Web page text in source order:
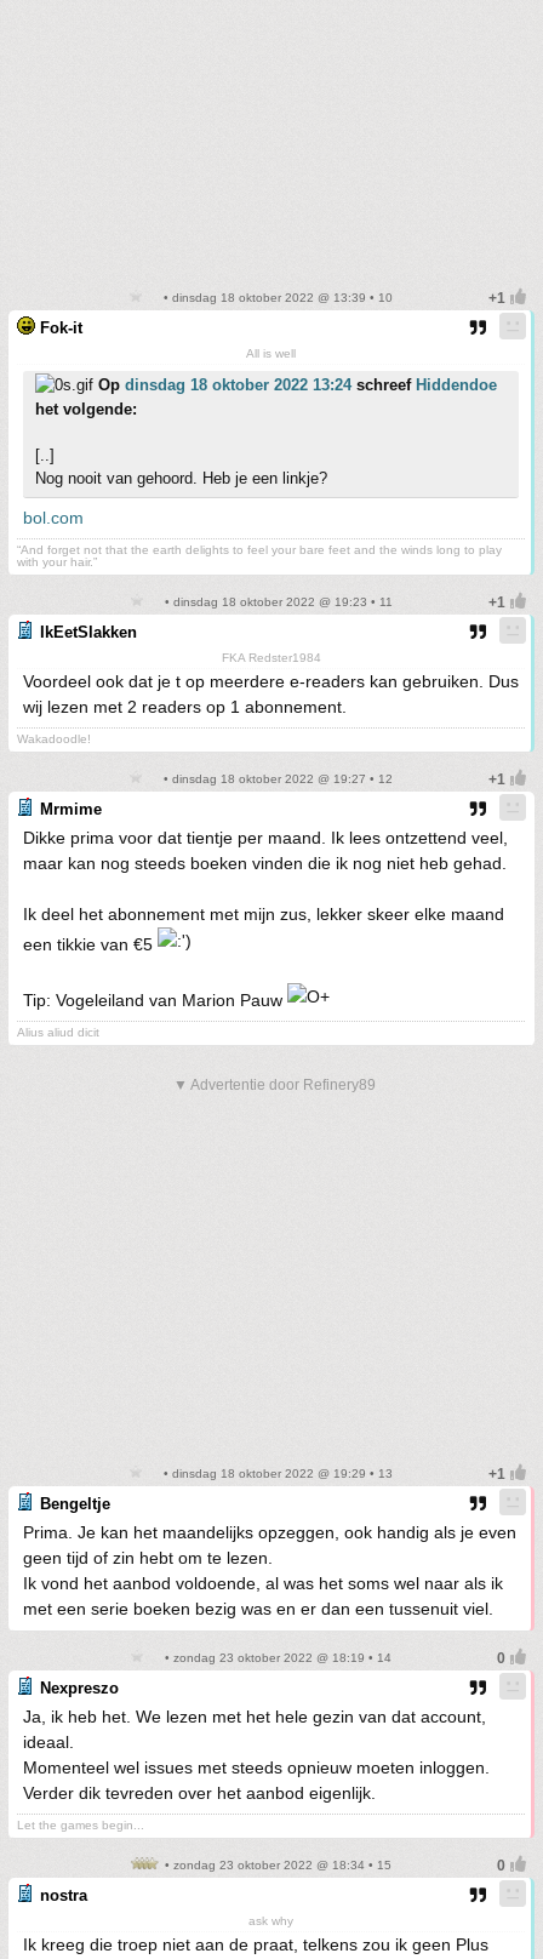
• dinsdag 18 oktober 2022 @ 13:39 • 10
Fok-it
All is well
Op dinsdag 18 oktober 2022 13:24schreef Hiddendoe
het volgende:
[..]
Nog nooit van gehoord. Heb je een linkje?
bol.com
“And forget not that the earth delights to feel your bare feet and the winds long to play
with your hair.”
• dinsdag 18 oktober 2022 @ 19:23 • 11
IkEetSlakken
FKA Redster1984
Voordeel ook dat je t op meerdere e-readers kan gebruiken. Dus
wij lezen met 2 readers op 1 abonnement.
Wakadoodle!
• dinsdag 18 oktober 2022 @ 19:27 • 12
Mrmime
Dikke prima voor dat tientje per maand. Ik lees ontzettend veel,
maar kan nog steeds boeken vinden die ik nog niet heb gehad.
Ik deel het abonnement met mijn zus, lekker skeer elke maand
een tikkie van €5
Tip: Vogeleiland van Marion Pauw
Alius aliud dicit
▼ Advertentie door Refinery89
• dinsdag 18 oktober 2022 @ 19:29 • 13
Bengeltje
Prima. Je kan het maandelijks opzeggen, ook handig als je even
geen tijd of zin hebt om te lezen.
Ik vond het aanbod voldoende, al was het soms wel naar als ik
met een serie boeken bezig was en er dan een tussenuit viel.
• zondag 23 oktober 2022 @ 18:19 • 14
Nexpreszo
Ja, ik heb het. We lezen met het hele gezin van dat account,
ideaal.
Momenteel wel issues met steeds opnieuw moeten inloggen.
Verder dik tevreden over het aanbod eigenlijk.
Let the games begin...
• zondag 23 oktober 2022 @ 18:34 • 15
nostra
ask why
Ik kreeg die troep niet aan de praat, telkens zou ik geen Plus